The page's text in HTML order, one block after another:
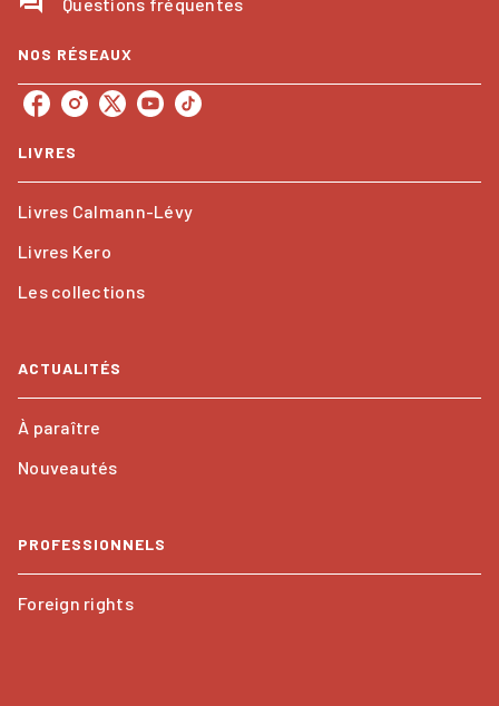
NOS RÉSEAUX
LIVRES
Livres Calmann-Lévy
Livres Kero
Les collections
ACTUALITÉS
À paraître
Nouveautés
PROFESSIONNELS
Foreign rights